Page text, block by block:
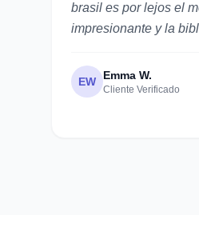
brasil es por lejos el
impresionante y la
EW Emma W.
Cliente Verificado